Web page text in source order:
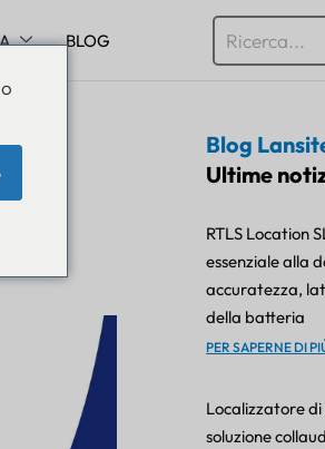
BLOG
Blog
Ultime
RTLS Location
essenziale alla
accuratezza,
della batteria
PER SAPERNE DI
Localizzatore
soluzione